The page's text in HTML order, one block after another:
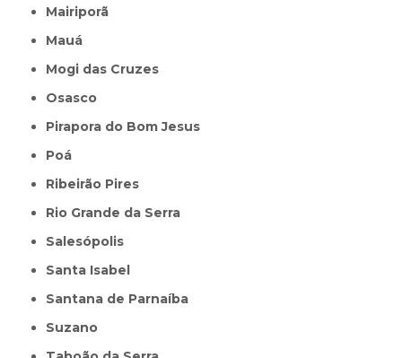
Mairiporã
Mauá
Mogi das Cruzes
Osasco
Pirapora do Bom Jesus
Poá
Ribeirão Pires
Rio Grande da Serra
Salesópolis
Santa Isabel
Santana de Parnaíba
Suzano